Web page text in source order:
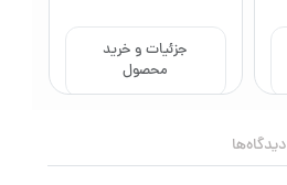
جزئیات و خرید
محصول
دیدگاه‌ها